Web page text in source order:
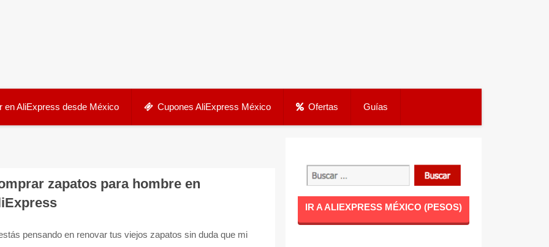
en AliExpress desde México Cupones AliExpress México Ofertas Guías
zapatos para hombre en
pensando en renovar tus viejos zapatos sin duda que mi
IR A ALIEXPRESS MÉXICO (PESOS)